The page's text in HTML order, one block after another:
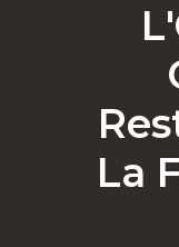
Carte du
La